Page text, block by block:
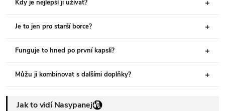
Kdy je nejlepší ji užívat?
Je to jen pro starší borce?
Funguje to hned po první kapsli?
Můžu ji kombinovat s dalšími doplňky?
Jak to vidí Nasypanej